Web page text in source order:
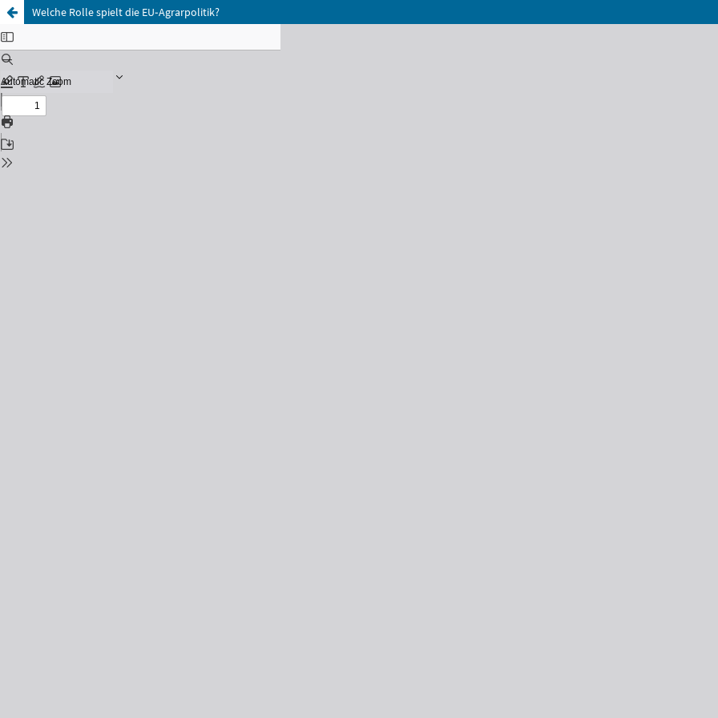
Welche Rolle spielt die EU‑Agrarpolitik?